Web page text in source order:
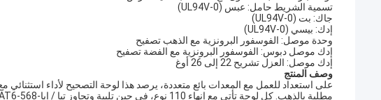
تسمية الشريط حامل: عبس (UL94V-0)
جاك: بت (UL94V-0)
إدك: بيسي (UL94V-0)
وحدة موصل: الفوسفور البرونزية مع الذهب تصفيح
إدك موصل دبوس: الفوسفور البرونزية مع الفضة تصفيح
إدك موصل: العزل تشريح 22 إلى 26 أوغ
وصف المنتج